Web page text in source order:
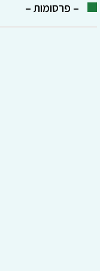
– פרסומות –